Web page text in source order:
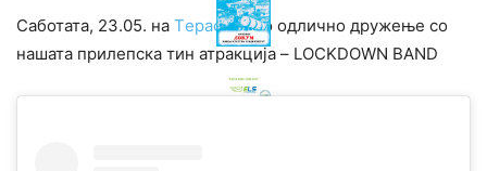
Саботата, 23.05. на Tерасаново одлично дружење со
нашата прилепска тин атракција – LOCKDOWN BAND